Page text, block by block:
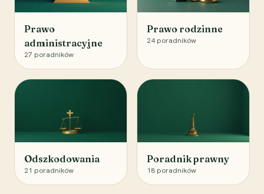
Prawo
administracyjne
27 poradników
Prawo rodzinne
24 poradników
Odszkodowania
21 poradników
Poradnik prawny
18 poradników